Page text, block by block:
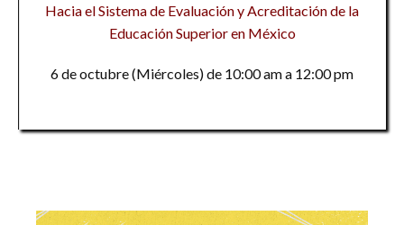
Hacia el Sistema de Evaluación y Acreditación de la
Educación Superior en México
6 de octubre (Miércoles) de 10:00 am a 12:00 pm